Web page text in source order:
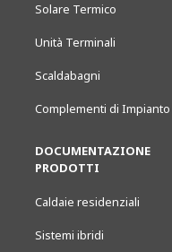
Solare Termico
Unità Terminali
Scaldabagni
Complementi di Impianto
DOCUMENTAZIONE
PRODOTTI
Caldaie residenziali
Sistemi ibridi